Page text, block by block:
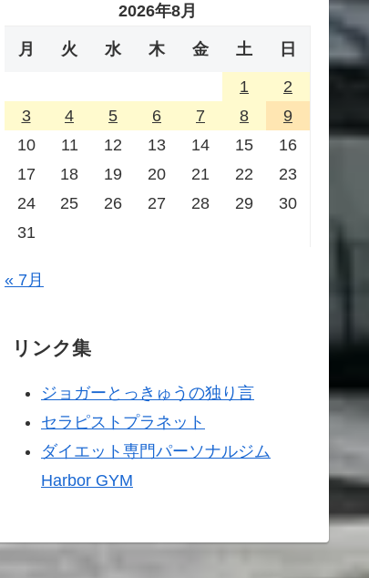
2026年8月
月 火 水 木 金 土 日
1
2
3
4 5 6 7 8
9
10
11 12 13 14 15
16
17
18 19 20 21 22
23
24
25 26 27 28 29
30
31
« 7月
リンク集
ジョガーとっきゅうの独り言
セラピストプラネット
ダイエット専門パーソナルジム
Harbor GYM